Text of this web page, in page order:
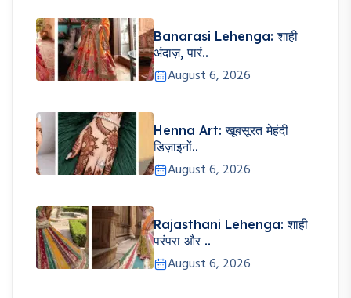
Banarasi Lehenga: शाही
अंदाज़, पारं..
August 6, 2026
Henna Art: खूबसूरत मेहंदी
डिज़ाइनों..
August 6, 2026
Rajasthani Lehenga: शाही
परंपरा और ..
August 6, 2026